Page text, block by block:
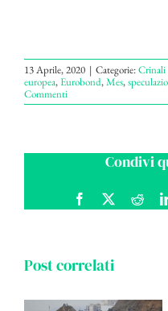
13 Aprile, 2020 | Categorie:Crinali
europea,Eurobond,Mes,
Commenti
Condivi
Facebook
Post correlati